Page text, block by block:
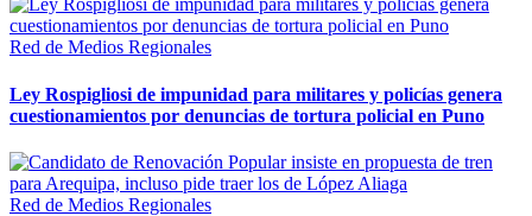
Red de Medios Regionales
Ley Rospigliosi de impunidad para militares y policías genera
cuestionamientos por denuncias de tortura policial en Puno
Red de Medios Regionales